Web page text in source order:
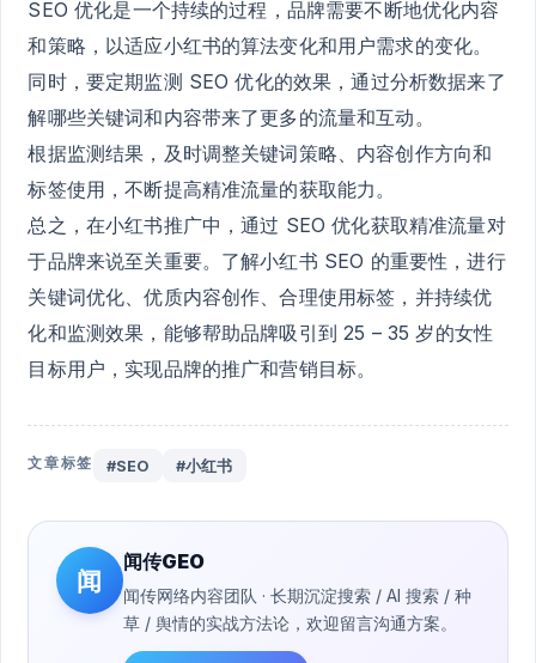
SEO 优化是一个持续的过程，品牌需要不断地优化内容
和策略，以适应小红书的算法变化和用户需求的变化。
同时，要定期监测 SEO 优化的效果，通过分析数据来了
解哪些关键词和内容带来了更多的流量和互动。
根据监测结果，及时调整关键词策略、内容创作方向和
标签使用，不断提高精准流量的获取能力。
总之，在小红书推广中，通过 SEO 优化获取精准流量对
于品牌来说至关重要。了解小红书 SEO 的重要性，进行
关键词优化、优质内容创作、合理使用标签，并持续优
化和监测效果，能够帮助品牌吸引到 25 – 35 岁的女性
目标用户，实现品牌的推广和营销目标。
文章标签 #SEO #小红书
闻
闻传GEO
闻传网络内容团队 · 长期沉淀搜索 / AI 搜索 / 种
草 / 舆情的实战方法论，欢迎留言沟通方案。